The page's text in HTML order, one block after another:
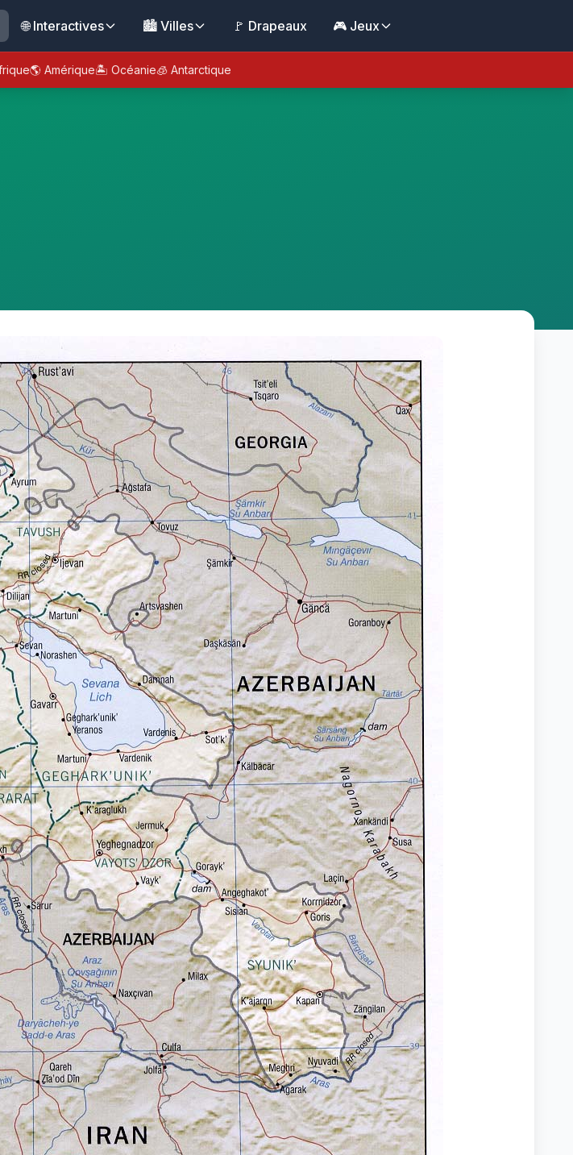
🌐 Interactives 🏙️ Villes 🚩 Drapeaux 🎮 Jeux
🌎 Amérique🏝️ Océanie🧊 Antarctique